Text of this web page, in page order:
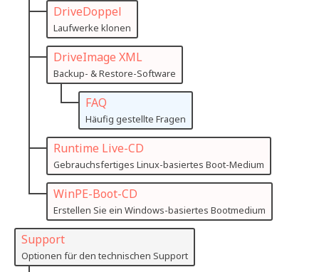
DriveDoppel
Laufwerke klonen
DriveImage XML
Backup- & Restore-Software
FAQ
Häufig gestellte Fragen
Runtime Live-CD
Gebrauchsfertiges Linux-basiertes Boot-Medium
WinPE-Boot-CD
Erstellen Sie ein Windows-basiertes Bootmedium
Support
Optionen für den technischen Support